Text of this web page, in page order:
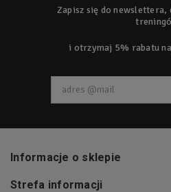
Zapisz się do newslettera,
i otrzymaj 5% rabatu
Informacje o sklepie
Strefa informacji